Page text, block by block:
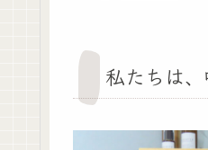
私たちは